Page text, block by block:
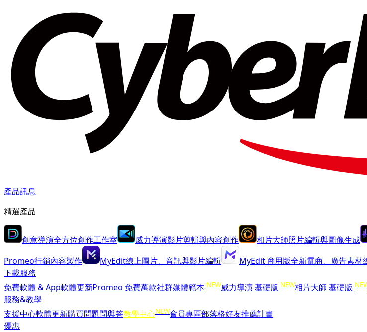
產品訊息
精選產品
創意導演全方位創作工作室 威力導演影片剪輯與內容創作 相片大師照片編輯與圖像生成
Promeo行銷內容製作 MyEdit線上圖片、音訊與影片編輯 MyEdit 商用版全新電商、廣告素材
下載服務
免費軟體 & App軟體更新Promeo 免費萬款社群媒體範本 NEW威力導演 基礎版 NEW相片大師 基礎版
服務&教學
支援中心軟體更新購買問題問與答教學中心NEW會員專區部落格好友推薦計畫
優惠